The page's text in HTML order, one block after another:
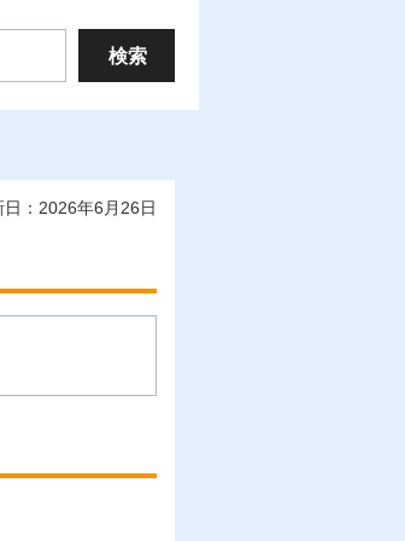
日：2026年6月26日